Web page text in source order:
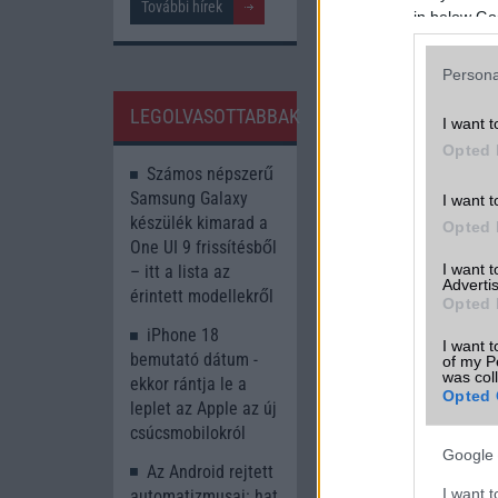
in below
I want
Opted
I want
Opted
I want
Opted
I want
of my
was
Opted
Google
I want
Böngésszen
Apple iPhone
További hírek
LEGOLVASOTTABBAK
Számos népszerű
Samsung Galaxy
készülék kimarad a
One UI 9 frissítésből
– itt a lista az
érintett modellekről
iPhone 18
bemutató dátum -
ekkor rántja le a
leplet az Apple az új
csúcsmobilokról
Az Android rejtett